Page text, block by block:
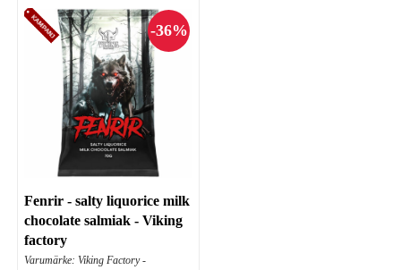
Fenrir - salty liquorice milk
chocolate salmiak - Viking
factory
Varumärke: Viking Factory -